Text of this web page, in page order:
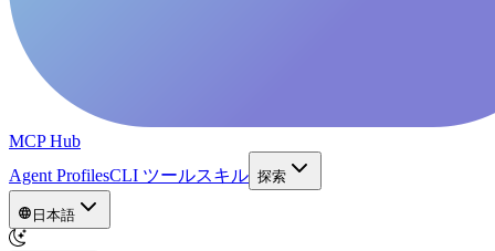
MCP Hub
Agent ProfilesCLI ツールスキル 探索
日本語